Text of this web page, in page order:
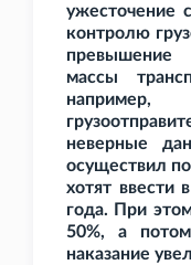
ужесточение
контролю
превышение
массы
неверные
осуществил
хотят ввести
года. При
50%, а
наказание